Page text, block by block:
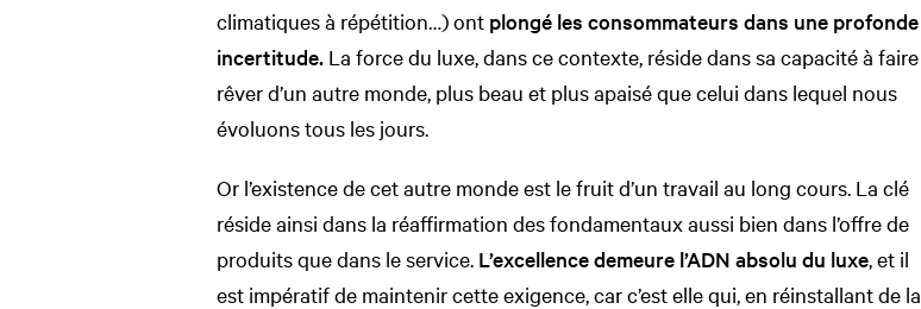
climatiques à répétition…) ont plongé les consommateurs dans une profonde
incertitude. La force du luxe, dans ce contexte, réside dans sa capacité à faire
rêver d’un autre monde, plus beau et plus apaisé que celui dans lequel nous
évoluons tous les jours.
Or l’existence de cet autre monde est le fruit d’un travail au long cours. La clé
réside ainsi dans la réaffirmation des fondamentaux aussi bien dans l’offre de
produits que dans le service. L’excellence demeure l’ADN absolu du luxe , et il
est impératif de maintenir cette exigence, car c’est elle qui, en réinstallant de la